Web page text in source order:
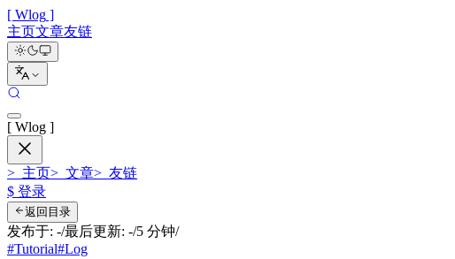
[ Wlog ]
主页文章友链
[ Wlog ]
>_ 主页>_ 文章>_ 友链
$ 登录
返回目录
发布于: -/最后更新: -/5 分钟/
#Tutorial#Log